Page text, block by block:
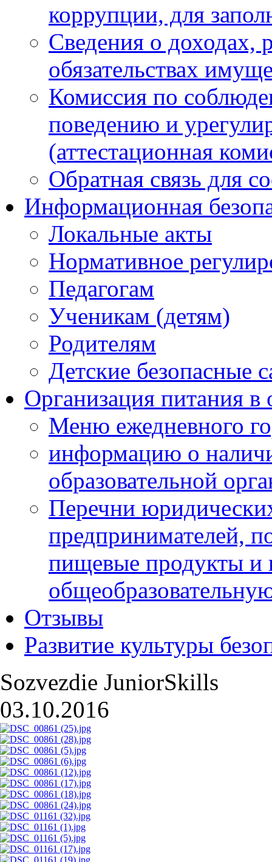
коррупции, для
Сведения о доходах,
обязательствах
Комиссия по
поведению и
(аттестационная
Обратная связь для
Информационная
Локальные акты
Нормативное
Педагогам
Ученикам (детям)
Родителям
Детские безопасные
Организация питания в
Меню ежедневного
информацию о
образовательной
Перечни
предпринимателей,
пищевые продукты и
Отзывы
Развитие культуры
Sozvezdie JuniorSkills
03.10.2016